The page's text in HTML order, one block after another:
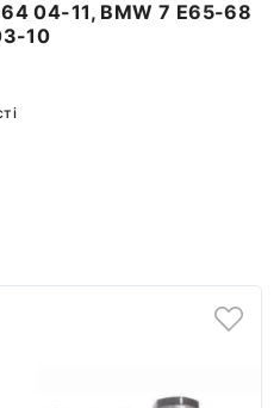
04-11, BMW 7 E65-68
10